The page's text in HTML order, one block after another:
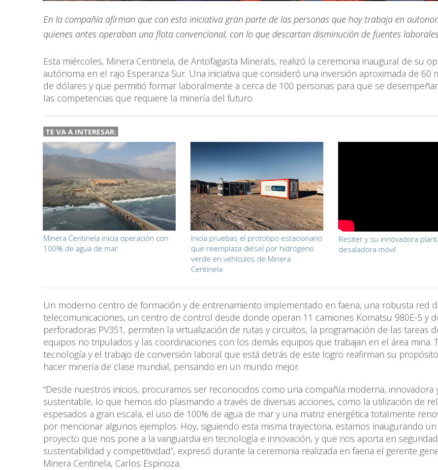
En la compañía afirman que con esta iniciativa gran parte de las personas que hoy trabaja en
quienes antes operaban una flota convencional, con lo que descartan disminución de fuentes
Esta miércoles, Minera Centinela, de Antofagasta Minerals, realizó la ceremonia inaugural de su
autónoma en el rajo Esperanza Sur. Una iniciativa que consideró una inversión aproximada de 60
de dólares y que permitió formar laboralmente a cerca de 100 personas para que se
las competencias que requiere la minería del futuro.
TE VA A INTERESAR:
Minera Centinela inicia operación con
100% de agua de mar
Inicia pruebas el prototipo estacionario
que reemplaza diésel por hidrógeno
verde en vehículos de Minera
Centinela
Resiter y su innovadora
desaladora móvil
Un moderno centro de formación y de entrenamiento implementado en faena, una robusta red
telecomunicaciones, un centro de control desde donde operan 11 camiones Komatsu 980E-5 y
perforadoras PV351, permiten la virtualización de rutas y circuitos, la programación de las tareas
equipos no tripulados y las coordinaciones con los demás equipos que trabajan en el área mina.
tecnología y el trabajo de conversión laboral que está detrás de este logro reafirman su
hacer minería de clase mundial, pensando en un mundo mejor.
“Desde nuestros inicios, procuramos ser reconocidos como una compañía moderna, innovadora
sustentable, lo que hemos ido plasmando a través de diversas acciones, como la utilización de
espesados a gran escala, el uso de 100% de agua de mar y una matriz energética totalmente
por mencionar algunos ejemplos. Hoy, siguiendo esta misma trayectoria, estamos inaugurando un
proyecto que nos pone a la vanguardia en tecnología e innovación, y que nos aporta en
sustentabilidad y competitividad”, expresó durante la ceremonia realizada en faena el gerente
Minera Centinela, Carlos Espinoza.